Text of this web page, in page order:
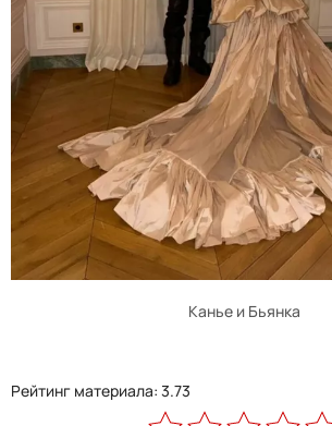
Канье и Бьянка
Рейтинг материала: 3.73